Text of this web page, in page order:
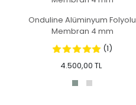
Onduline Alüminyum Folyolu
Membran 4 mm
(1)
4.500,00 TL